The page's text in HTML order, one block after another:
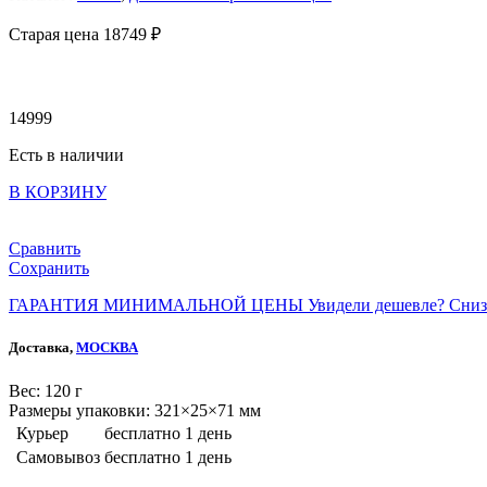
Старая цена 18749 ₽
14999
Есть в наличии
В КОРЗИНУ
Сравнить
Сохранить
ГАРАНТИЯ МИНИМАЛЬНОЙ ЦЕНЫ Увидели дешевле?
Доставка, МОСКВА
Веc: 120 г
Размеры упаковки: 321×25×71 мм
Курьер
бесплатно 1 день
Самовывоз бесплатно 1 день